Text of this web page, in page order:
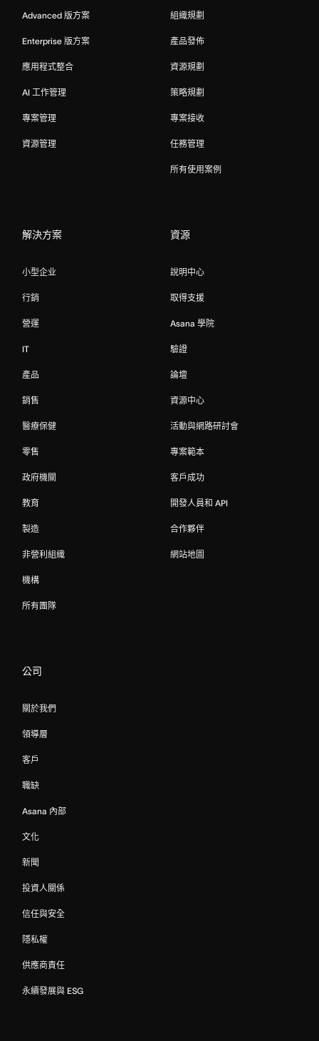
Advanced 版方案
Enterprise 版方案
應用程式整合
AI 工作管理
專案管理
資源管理
組織規劃
產品發佈
資源規劃
策略規劃
專案接收
任務管理
所有使用案例
解決方案
小型企业
行銷
營運
IT
產品
銷售
醫療保健
零售
政府機關
教育
製造
非營利組織
機構
所有團隊
資源
說明中心
取得支援
Asana 學院
驗證
論壇
資源中心
活動與網路研討會
專案範本
客戶成功
開發人員和 API
合作夥伴
網站地圖
公司
關於我們
領導層
客戶
職缺
Asana 內部
文化
新聞
投資人關係
信任與安全
隱私權
供應商責任
永續發展與 ESG